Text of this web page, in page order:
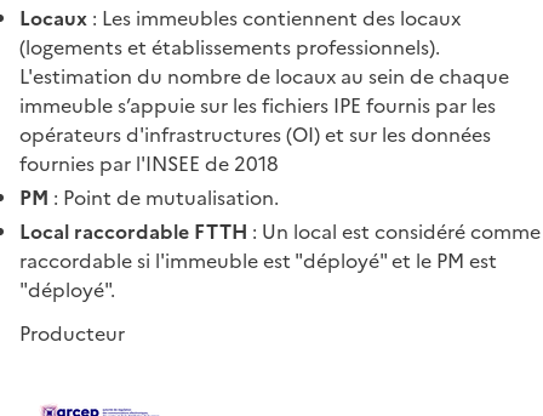
Locaux : Les immeubles contiennent des locaux
(logements et établissements professionnels).
L'estimation du nombre de locaux au sein de chaque
immeuble s’appuie sur les fichiers IPE fournis par les
opérateurs d'infrastructures (OI) et sur les données
fournies par l'INSEE de 2018
PM : Point de mutualisation.
Local raccordable FTTH : Un local est considéré comme
raccordable si l'immeuble est "déployé" et le PM est
"déployé".
Producteur